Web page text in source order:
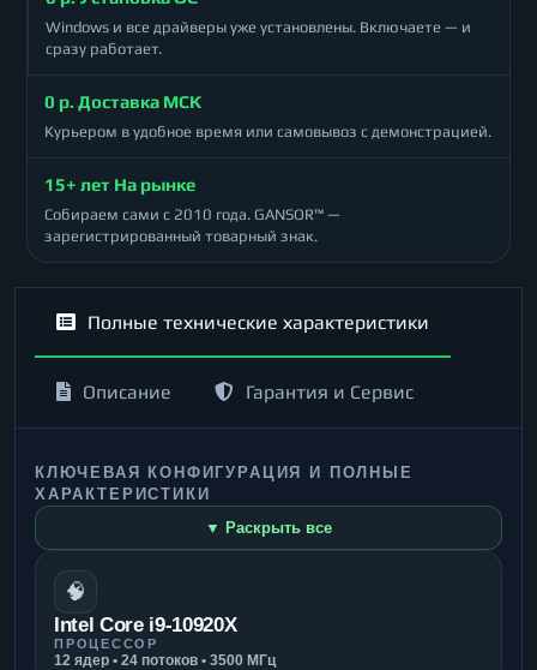
Windows и все драйверы уже установлены. Включаете — и
сразу работает.
0 р. Доставка МСК
Курьером в удобное время или самовывоз с демонстрацией.
15+ лет На рынке
Собираем сами с 2010 года. GANSOR™ —
зарегистрированный товарный знак.
Полные технические характеристики
Описание Гарантия и Сервис
КЛЮЧЕВАЯ КОНФИГУРАЦИЯ И ПОЛНЫЕ
ХАРАКТЕРИСТИКИ
▼ Раскрыть все
🧠
Intel Core i9-10920X
ПРОЦЕССОР
12 ядер • 24 потоков • 3500 МГц